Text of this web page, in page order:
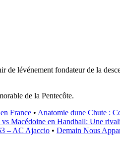
lévénement fondateur de la
de la Pentecôte.
France • Anatomie dune Chute :
vs Macédoine en Handball: Une
– AC Ajaccio • Demain Nous